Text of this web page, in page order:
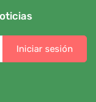
Iniciar sesión